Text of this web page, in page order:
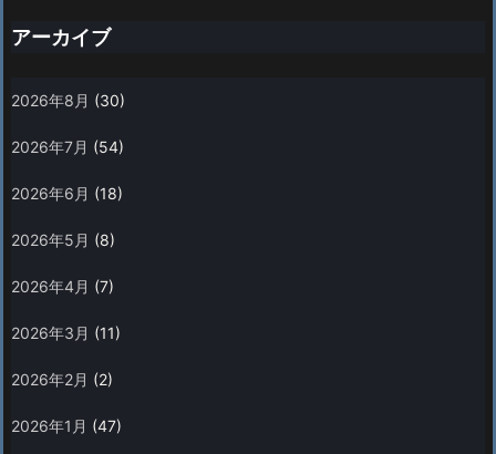
アーカイブ
2026年8月 (30)
2026年7月 (54)
2026年6月 (18)
2026年5月 (8)
2026年4月 (7)
2026年3月 (11)
2026年2月 (2)
2026年1月 (47)